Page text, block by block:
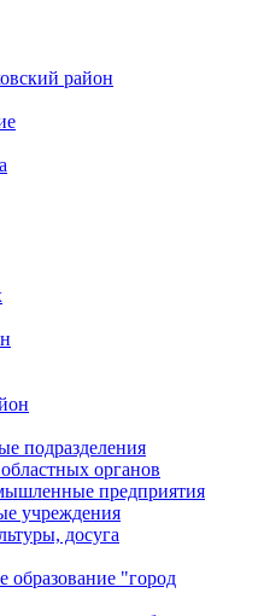
район
подразделения
органов
предприятия
учреждения
досуга
"город